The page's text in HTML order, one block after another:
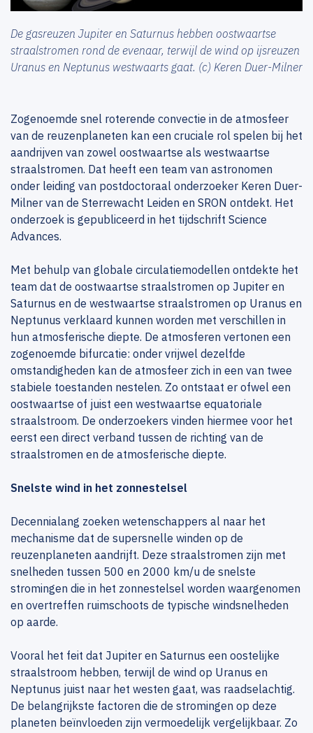
De gasreuzen Jupiter en Saturnus hebben oostwaartse
straalstromen rond de evenaar, terwijl de wind op ijsreuzen
Uranus en Neptunus westwaarts gaat. (c) Keren Duer-Milner
Zogenoemde snel roterende convectie in de atmosfeer
van de reuzenplaneten kan een cruciale rol spelen bij het
aandrijven van zowel oostwaartse als westwaartse
straalstromen. Dat heeft een team van astronomen
onder leiding van postdoctoraal onderzoeker Keren Duer-
Milner van de Sterrewacht Leiden en SRON ontdekt. Het
onderzoek is gepubliceerd in het tijdschrift Science
Advances.
Met behulp van globale circulatiemodellen ontdekte het
team dat de oostwaartse straalstromen op Jupiter en
Saturnus en de westwaartse straalstromen op Uranus en
Neptunus verklaard kunnen worden met verschillen in
hun atmosferische diepte. De atmosferen vertonen een
zogenoemde bifurcatie: onder vrijwel dezelfde
omstandigheden kan de atmosfeer zich in een van twee
stabiele toestanden nestelen. Zo ontstaat er ofwel een
oostwaartse of juist een westwaartse equatoriale
straalstroom. De onderzoekers vinden hiermee voor het
eerst een direct verband tussen de richting van de
straalstromen en de atmosferische diepte.
Snelste wind in het zonnestelsel
Decennialang zoeken wetenschappers al naar het
mechanisme dat de supersnelle winden op de
reuzenplaneten aandrijft. Deze straalstromen zijn met
snelheden tussen 500 en 2000 km/u de snelste
stromingen die in het zonnestelsel worden waargenomen
en overtreffen ruimschoots de typische windsnelheden
op aarde.
Vooral het feit dat Jupiter en Saturnus een oostelijke
straalstroom hebben, terwijl de wind op Uranus en
Neptunus juist naar het westen gaat, was raadselachtig.
De belangrijkste factoren die de stromingen op deze
planeten beïnvloeden zijn vermoedelijk vergelijkbaar. Zo